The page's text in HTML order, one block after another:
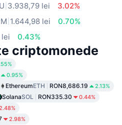
3.938,79 lei
3.02%
1.644,98 lei
0.70%
lei 0.43%
criptomonede
0.95%
EthereumETH RON8,686.19 2.13%
SolanaSOL RON335.30 0.44%
2.48%
2.98%